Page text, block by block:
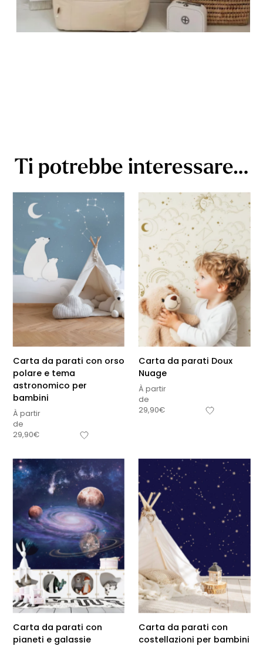
Ti potrebbe interessare…
Carta da parati con orso
polare e tema
astronomico per
bambini
À partir
de
29,90€
Carta da parati Doux
Nuage
À partir
de
29,90€
Carta da parati con
pianeti e galassie
Carta da parati con
costellazioni per bambini